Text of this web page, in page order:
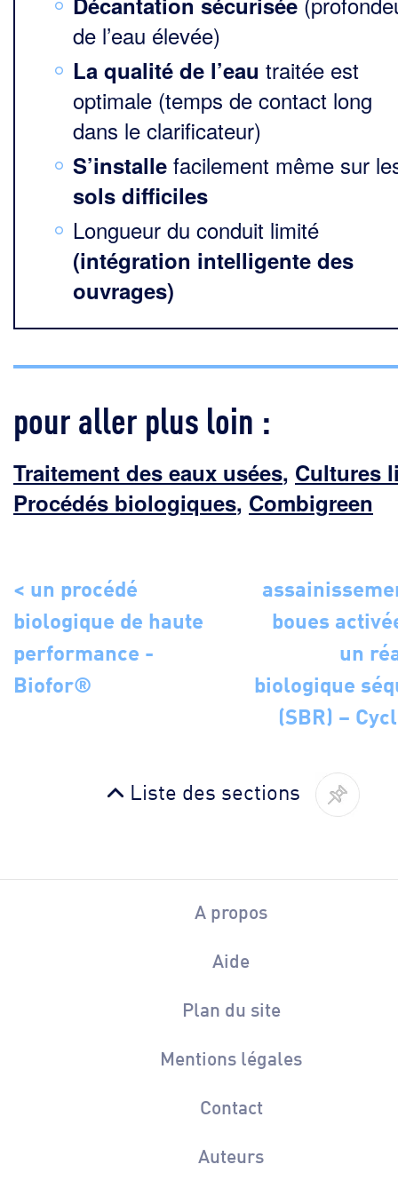
de l’eau élevée)
La qualité de l’eau traitée est
optimale (temps de contact long
dans le clarificateur)
S’installe facilement même sur
sols difficiles
Longueur du conduit limité
(intégration intelligente des
ouvrages)
pour aller plus loin :
Traitement des eaux usées, Cultures
Procédés biologiques, Combigreen
< un procédé
biologique de haute
performance -
Biofor®
boues
un
biologique
(SBR) –
Liste des sections
A propos
Aide
Plan du site
Mentions légales
Contact
Auteurs